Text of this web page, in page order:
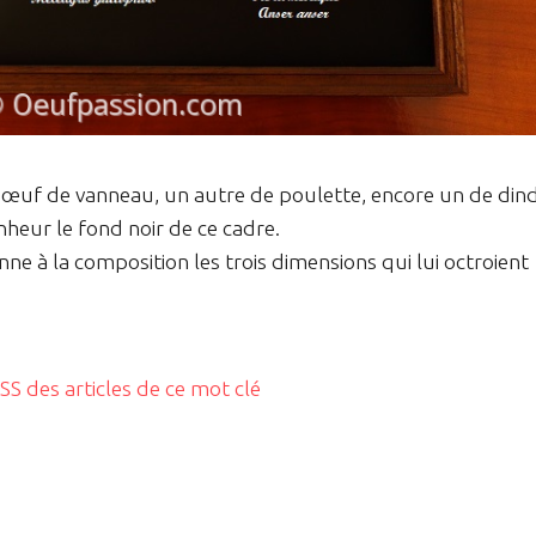
de vanneau, un autre de poulette, encore un de
le fond noir de ce cadre.
à la composition les trois dimensions qui lui octroient
des articles de ce mot clé